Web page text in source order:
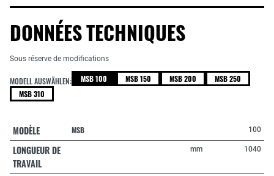
DONNÉES TECHNIQUES
Sous réserve de modifications
MODELL AUSWÄHLEN: MSB 100 MSB 150 MSB 200
MSB 250
MSB 310
MODÈLE MSB 100
LONGUEUR DE
TRAVAIL
mm 1040